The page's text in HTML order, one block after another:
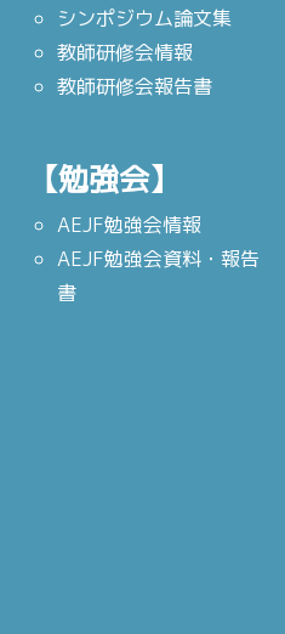
シンポジウム論文集
教師研修会情報
教師研修会報告書
【勉強会】
AEJF勉強会情報
AEJF勉強会資料・報告
書